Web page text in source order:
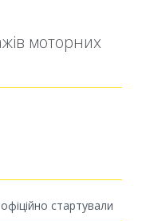
моторних
стартували